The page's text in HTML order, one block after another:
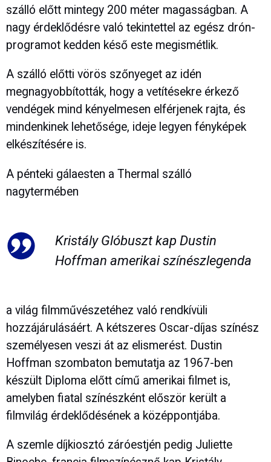
szálló előtt mintegy 200 méter magasságban. A
nagy érdeklődésre való tekintettel az egész drón-
programot kedden késő este megismétlik.
A szálló előtti vörös szőnyeget az idén
megnagyobbították, hogy a vetítésekre érkező
vendégek mind kényelmesen elférjenek rajta, és
mindenkinek lehetősége, ideje legyen fényképek
elkészítésére is.
A pénteki gálaesten a Thermal szálló
nagytermében
Kristály Glóbuszt kap Dustin
Hoffman amerikai színészlegenda
a világ filmművészetéhez való rendkívüli
hozzájárulásáért. A kétszeres Oscar-díjas színész
személyesen veszi át az elismerést. Dustin
Hoffman szombaton bemutatja az 1967-ben
készült Diploma előtt című amerikai filmet is,
amelyben fiatal színészként először került a
filmvilág érdeklődésének a középpontjába.
A szemle díjkiosztó záróestjén pedig Juliette